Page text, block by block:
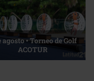
La esencia del servicio